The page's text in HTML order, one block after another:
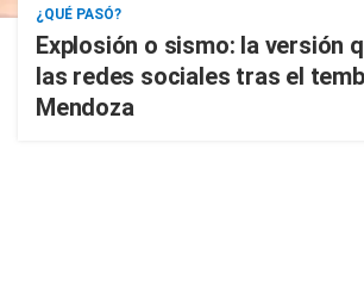
¿QUÉ PASÓ?
Explosión o sismo: la versión
las redes sociales tras el
Mendoza